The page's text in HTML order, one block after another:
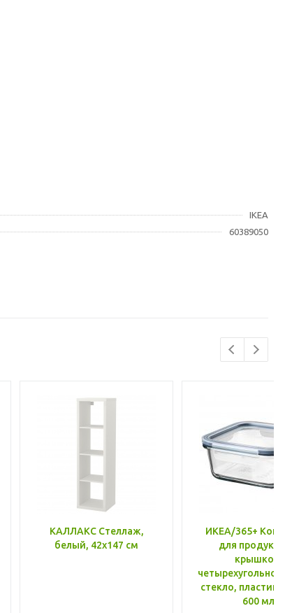
IKEA
60389050
КАЛЛАКС Стеллаж,
белый, 42x147 см
ИКЕА/365+
для
крышкой,
стекло, пластик
600 мл